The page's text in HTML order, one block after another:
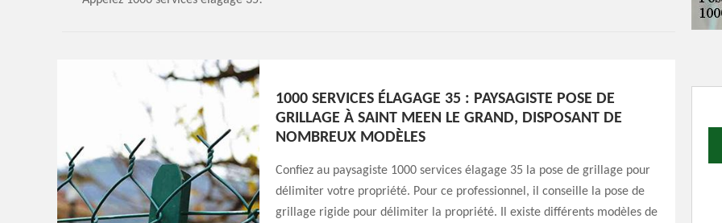
1000 SERVICES ÉLAGAGE 35 : PAYSAGISTE POSE DE
GRILLAGE À SAINT MEEN LE GRAND, DISPOSANT DE
NOMBREUX MODÈLES
Confiez au paysagiste 1000 services élagage 35 la pose de grillage pour
délimiter votre propriété. Pour ce professionnel, il conseille la pose de
grillage rigide pour délimiter la propriété. Il existe différents modèles de